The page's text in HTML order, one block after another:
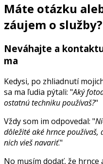
Máte otázku
záujem o služby?
Neváhajte a
ma
Kedysi, po zhliadnutí
sa ma ľudia pýtali: "Aký
ostatnú techniku používaš?"
Vždy som im odpovedal: "
dôležité aké hrnce používaš,
nich vieš navariť."
No musím dodať, že hrnce